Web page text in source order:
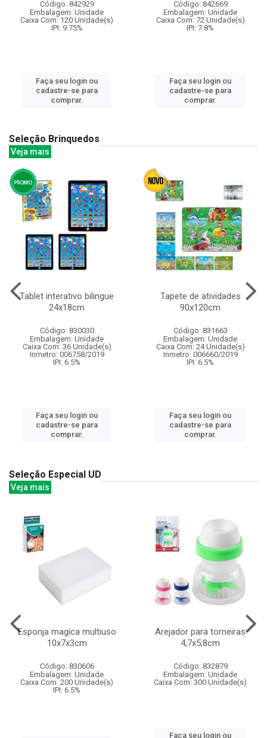
Código: 842929
Embalagem: Unidade
Caixa Com: 120 Unidade(s)
IPI: 9.75%
Faça seu login ou
cadastre-se para
comprar.
Código: 842669
Embalagem: Unidade
Caixa Com: 72 Unidade(s)
IPI: 7.8%
Faça seu login ou
cadastre-se para
comprar.
Seleção Brinquedos
Veja mais
Tablet interativo bilingue
24x18cm
Código: 830030
Embalagem: Unidade
Caixa Com: 36 Unidade(s)
Inmetro: 006758/2019
IPI: 6.5%
Faça seu login ou
cadastre-se para
comprar.
Tapete de atividades
90x120cm
Código: 831663
Embalagem: Unidade
Caixa Com: 24 Unidade(s)
Inmetro: 006660/2019
IPI: 6.5%
Faça seu login ou
cadastre-se para
comprar.
Seleção Especial UD
Veja mais
Esponja magica multiuso
10x7x3cm
Código: 830606
Embalagem: Unidade
Caixa Com: 200 Unidade(s)
IPI: 6.5%
Arejador para torneiras
4,7x5,8cm
Código: 832879
Embalagem: Unidade
Caixa Com: 300 Unidade(s)
Faça seu login ou